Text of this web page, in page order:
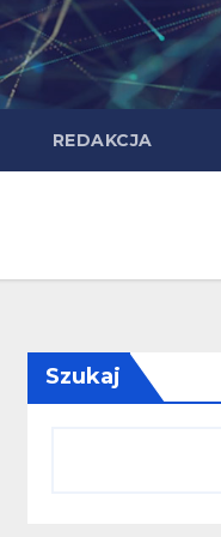
REDAKCJA
Szukaj